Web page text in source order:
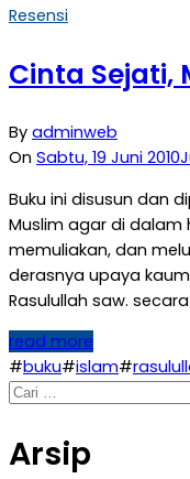
Resensi
Cinta Sejati,
By adminweb
On Sabtu, 19 Juni 2010
Buku ini disusun dan
Muslim agar di
memuliakan, dan
derasnya upaya
Rasulullah saw.
read more
#buku#islam#
Cari
Arsip